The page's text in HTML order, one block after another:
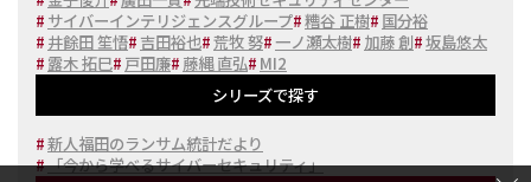
# サイバーインテリジェンスグループ#糟谷 正樹# 国分裕
# 井餘田 笙悟# 吉田裕也#荒牧 努#一ノ瀬太樹# 加藤 創#坂島悠太
# 露木 拓巳# 戸田廉# 藤縄 直弘# MI2
シリーズで探す
#新人福田のランサム統計だより
#「今から学べるサイバーセキュリティ」